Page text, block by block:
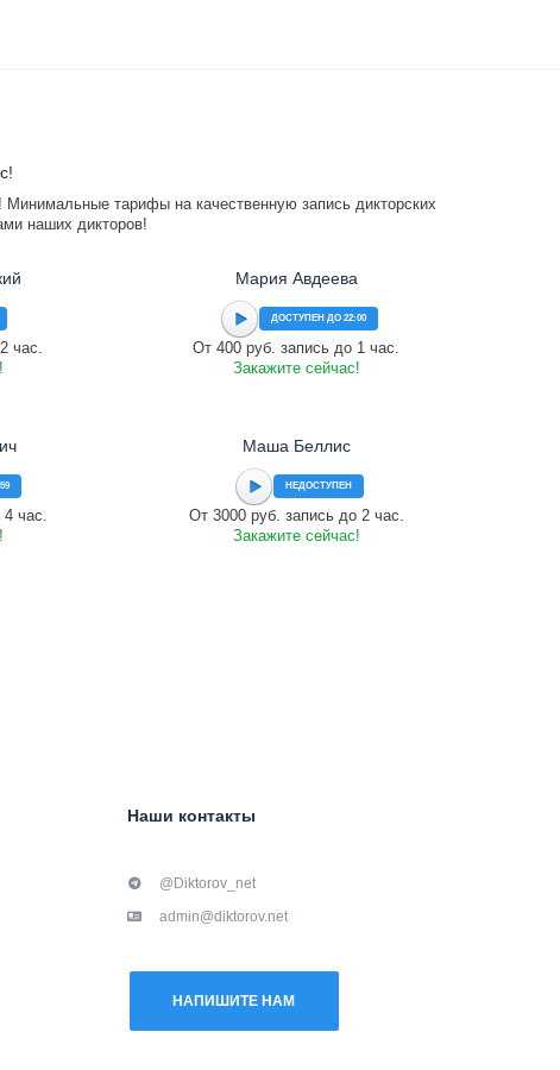
тарифы на качественную запись дикторских
наших дикторов!
час.
Мария Авдеева
ДОСТУПЕН ДО 22:00
От 400 руб. запись до 1 час.
Закажите сейчас!
4 час.
Маша Беллис
НЕДОСТУПЕН
От 3000 руб. запись до 2 час.
Закажите сейчас!
Наши контакты
@Diktorov_net
admin@diktorov.net
НАПИШИТЕ НАМ